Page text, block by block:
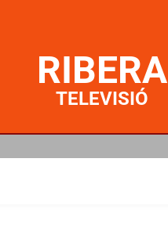
RIBERA
TELEVISIÓ